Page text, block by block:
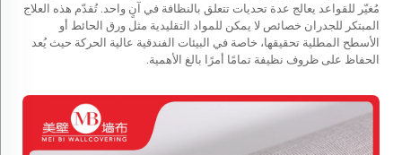
مُغيّر للقواعد يعالج عدة تحديات تتعلق بالنظافة في آنٍ واحد. تُقدّم هذه العلاج
المبتكر للجدران خصائص لا يمكن للمواد التقليدية مثل ورق الحائط أو
الأسطح المطلية تحقيقها، خاصة في البيئات الفندقية عالية الحركة حيث يُعد
الحفاظ على ظروف نظيفة تمامًا أمرًا بالغ الأهمية.